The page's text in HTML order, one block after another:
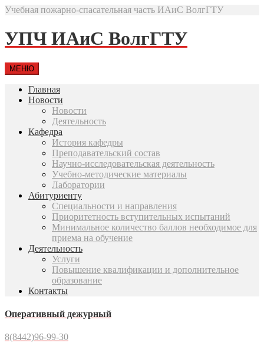
Учебная пожарно-спасательная часть ИАиС ВолгГТУ
УПЧ ИАиС ВолгГТУ
МЕНЮ
Главная
Новости
Новости
Деятельность
Кафедра
История кафедры
Преподавательский состав
Научно-исследовательская деятельность
Учебно-методические материалы
Лаборатории
Абитуриенту
Специальности и направления
Приоритетность вступительных испытаний
Минимальное количество баллов необходимое для
приема на обучение
Деятельность
Услуги
Повышение квалификации и дополнительное
образование
Контакты
Оперативный дежурный
8(8442)96-99-30